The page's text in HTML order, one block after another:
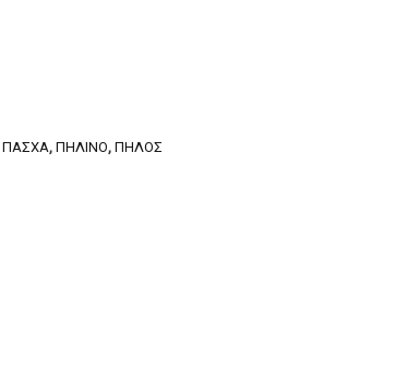
ΠΆΣΧΑ, ΠΉΛΙΝΟ, ΠΗΛΌΣ